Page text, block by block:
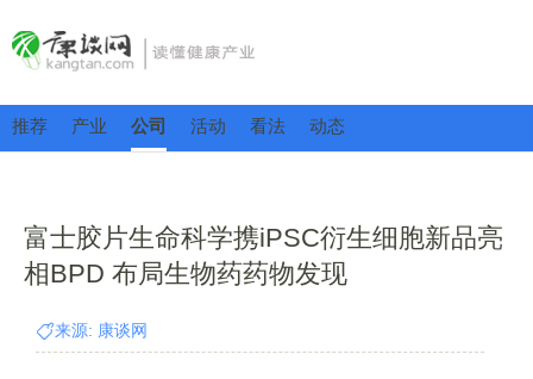
推荐 产业 公司 活动 看法 动态
富士胶片生命科学携iPSC衍生细胞新品亮
相BPD 布局生物药药物发现
来源: 康谈网